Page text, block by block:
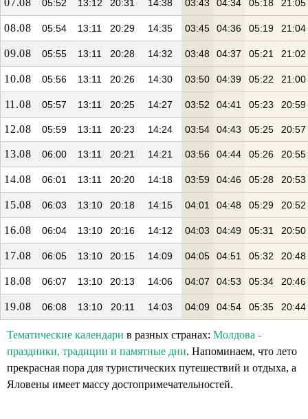
07.08 05:52 13:12 20:31 14:38 03:43 04:34 05:18 21:05
08.08 05:54 13:11 20:29 14:35 03:45 04:36 05:19 21:04
09.08 05:55 13:11 20:28 14:32 03:48 04:37 05:21 21:02
10.08 05:56 13:11 20:26 14:30 03:50 04:39 05:22 21:00
11.08 05:57 13:11 20:25 14:27 03:52 04:41 05:23 20:59
12.08 05:59 13:11 20:23 14:24 03:54 04:43 05:25 20:57
13.08 06:00 13:11 20:21 14:21 03:56 04:44 05:26 20:55
14.08 06:01 13:11 20:20 14:18 03:59 04:46 05:28 20:53
15.08 06:03 13:10 20:18 14:15 04:01 04:48 05:29 20:52
16.08 06:04 13:10 20:16 14:12 04:03 04:49 05:31 20:50
17.08 06:05 13:10 20:15 14:09 04:05 04:51 05:32 20:48
18.08 06:07 13:10 20:13 14:06 04:07 04:53 05:34 20:46
19.08 06:08 13:10 20:11 14:03 04:09 04:54 05:35 20:44
Тематические календари в разных странах: Молдова -
праздники, традиции и памятные дни. Напоминаем, что лето
прекрасная пора для туристических путешествий и отдыха, а
Яловены имеет массу достопримечательностей.